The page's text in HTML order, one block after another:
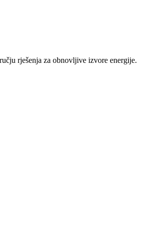
rješenja za obnovljive izvore energije.